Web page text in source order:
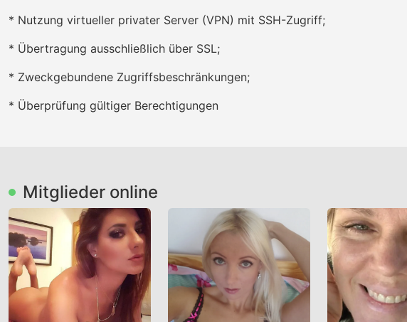
* Nutzung virtueller privater Server (VPN) mit SSH-Zugriff;
* Übertragung ausschließlich über SSL;
* Zweckgebundene Zugriffsbeschränkungen;
* Überprüfung gültiger Berechtigungen
Mitglieder online